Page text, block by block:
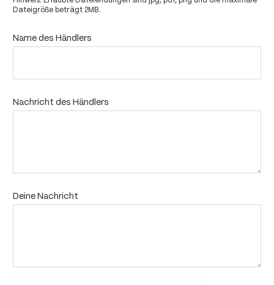
Dateigröße beträgt 2MB.
Name des Händlers
Nachricht des Händlers
Deine Nachricht